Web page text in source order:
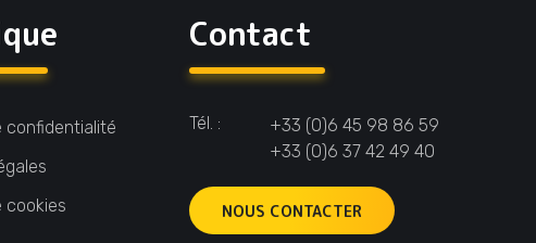
confidentialité
cookies
Contact
Tél. :
+33 (0)6 45 98 86 59
+33 (0)6 37 42 49 40
NOUS CONTACTER